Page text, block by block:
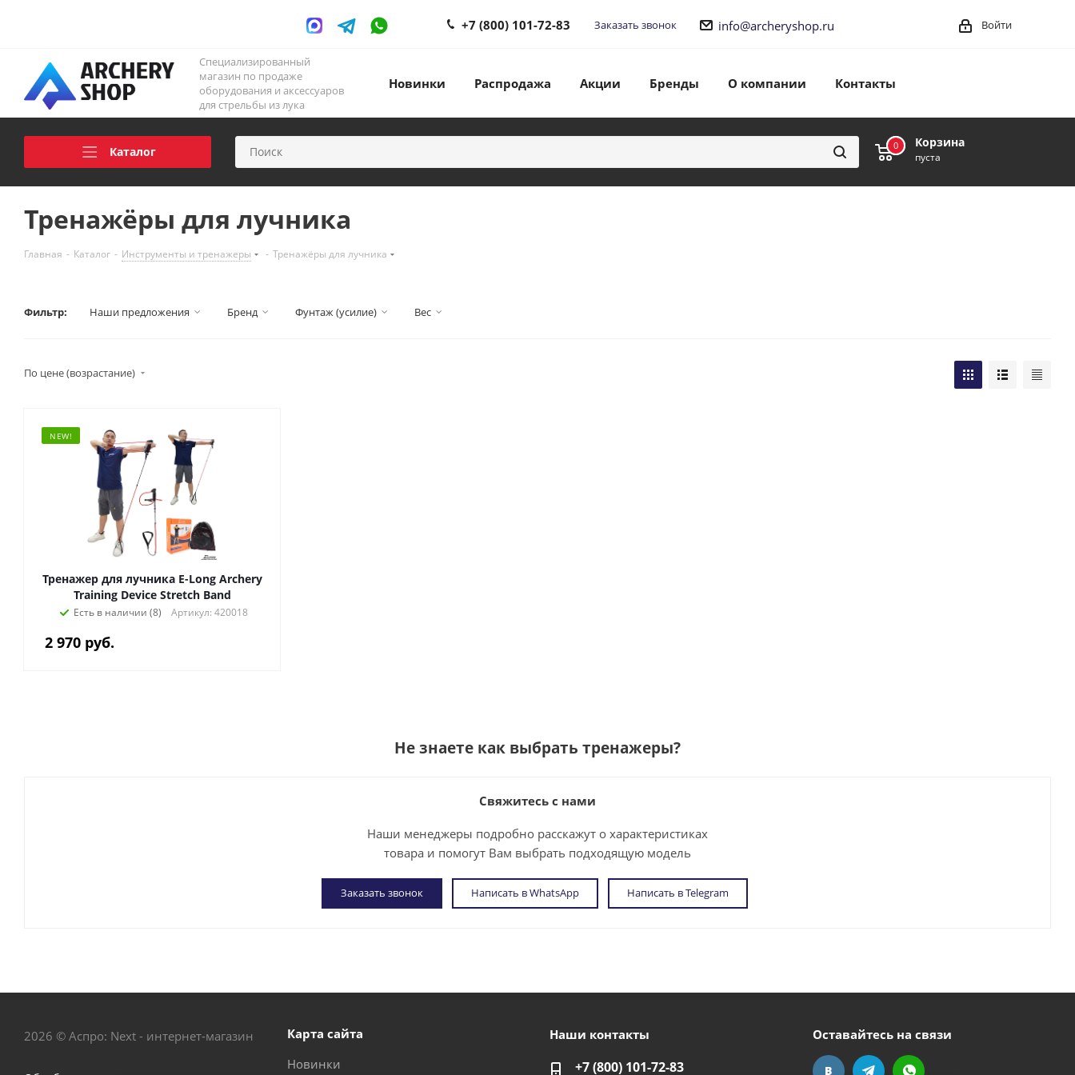
+7 (800) 101-72-83 Заказать звонок info@archeryshop.ru Войти
Специализированный
магазин по продаже
оборудования и аксессуаров
для стрельбы из лука
Новинки Распродажа Акции Бренды О компании Контакты
Каталог
Корзина
0
пуста
0
Тренажёры для лучника
Главная - Каталог - Инструменты и тренажеры - Тренажёры для лучника
Фильтр: Наши предложения Бренд Фунтаж (усилие) Вес
По цене (возрастание)
NEW!
Тренажер для лучника E-Long Archery
Training Device Stretch Band
Есть в наличии (8) Артикул: 420018
2 970 руб.
Не знаете как выбрать тренажеры?
Свяжитесь с нами
Наши менеджеры подробно расскажут о характеристиках
товара и помогут Вам выбрать подходящую модель
Заказать звонок Написать в WhatsApp Написать в Telegram
2026 © Аспро: Next - интернет-магазин
Карта сайта
Новинки
Наши контакты
+7 (800) 101-72-83
Оставайтесь на связи